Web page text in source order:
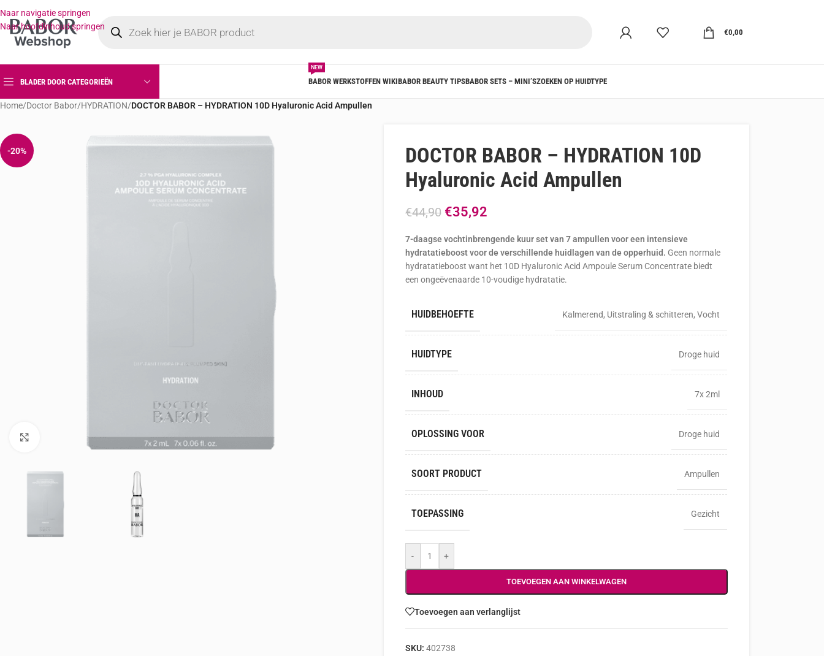
Naar navigatie springen
Naar hoofdinhoud springen
€0,00
BLADER DOOR CATEGORIEËN BABOR WERKSTOFFEN WIKI
NEW
BABOR BEAUTY TIPSBABOR SETS – MINI’SZOEKEN OP HUIDTYPE
Home/Doctor Babor/HYDRATION/DOCTOR BABOR – HYDRATION 10D Hyaluronic Acid Ampullen
-20%
Klik om te vergroten
DOCTOR BABOR – HYDRATION 10D
Hyaluronic Acid Ampullen
€44,90 €35,92
7-daagse vochtinbrengende kuur set van 7 ampullen voor een intensieve
hydratatieboost voor de verschillende huidlagen van de opperhuid. Geen normale
hydratatieboost want het 10D Hyaluronic Acid Ampoule Serum Concentrate biedt
een ongeëvenaarde 10-voudige hydratatie.
HUIDBEHOEFTE Kalmerend, Uitstraling & schitteren, Vocht
HUIDTYPE Droge huid
INHOUD 7x 2ml
OPLOSSING VOOR Droge huid
SOORT PRODUCT Ampullen
TOEPASSING Gezicht
- +
TOEVOEGEN AAN WINKELWAGEN
Toevoegen aan verlanglijst
SKU: 402738